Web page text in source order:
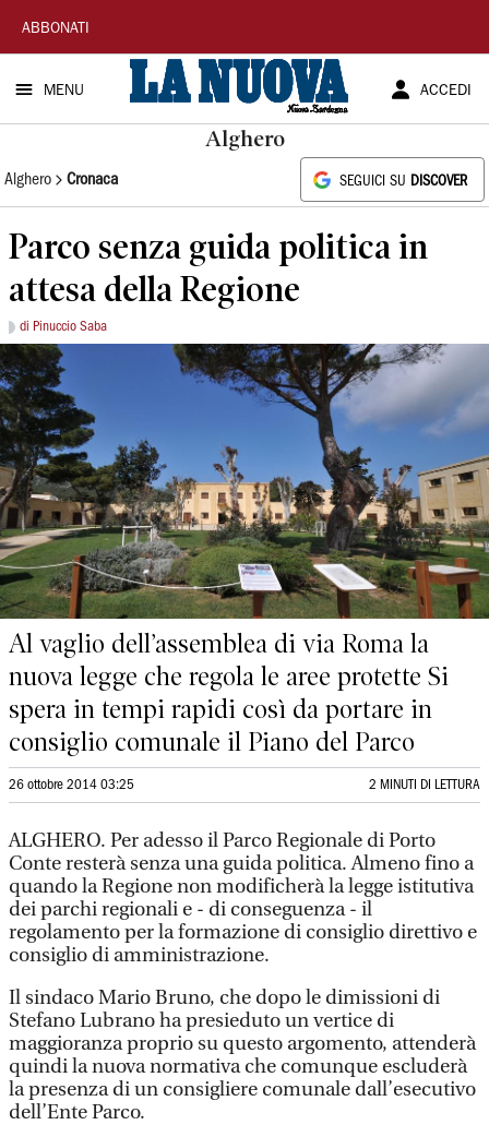
La
Nuova
Sardegna
ABBONATI
MENU ACCEDI
Alghero
Alghero Cronaca SEGUICI SU DISCOVER
Parco senza guida politica in
attesa della Regione
di Pinuccio Saba
Al vaglio dell’assemblea di via Roma la
nuova legge che regola le aree protette Si
spera in tempi rapidi così da portare in
consiglio comunale il Piano del Parco
26 ottobre 2014 03:25 2 MINUTI DI LETTURA
ALGHERO. Per adesso il Parco Regionale di Porto
Conte resterà senza una guida politica. Almeno fino a
quando la Regione non modificherà la legge istitutiva
dei parchi regionali e - di conseguenza - il
regolamento per la formazione di consiglio direttivo e
consiglio di amministrazione.
Il sindaco Mario Bruno, che dopo le dimissioni di
Stefano Lubrano ha presieduto un vertice di
maggioranza proprio su questo argomento, attenderà
quindi la nuova normativa che comunque escluderà
la presenza di un consigliere comunale dall’esecutivo
dell’Ente Parco.